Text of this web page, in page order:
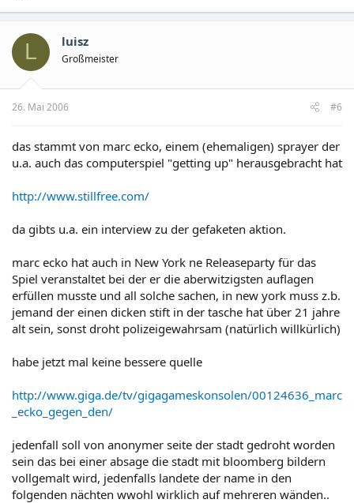
L luisz
Großmeister
26. Mai 2006 #6
das stammt von marc ecko, einem (ehemaligen) sprayer der
u.a. auch das computerspiel "getting up" herausgebracht hat
http://www.stillfree.com/
da gibts u.a. ein interview zu der gefaketen aktion.
marc ecko hat auch in New York ne Releaseparty für das
Spiel veranstaltet bei der er die aberwitzigsten auflagen
erfüllen musste und all solche sachen, in new york muss z.b.
jemand der einen dicken stift in der tasche hat über 21 jahre
alt sein, sonst droht polizeigewahrsam (natürlich willkürlich)
habe jetzt mal keine bessere quelle
http://www.giga.de/tv/gigagameskonsolen/00124636_marc
_ecko_gegen_den/
jedenfall soll von anonymer seite der stadt gedroht worden
sein das bei einer absage die stadt mit bloomberg bildern
vollgemalt wird, jedenfalls landete der name in den
folgenden nächten wwohl wirklich auf mehreren wänden..